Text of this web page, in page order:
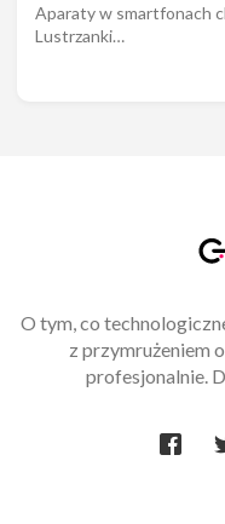
Aparaty w smartfonach
Lustrzanki…
O tym, co
z przymrużeniem
profesjonalnie.